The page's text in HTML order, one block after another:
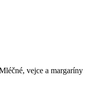
vejce a margaríny